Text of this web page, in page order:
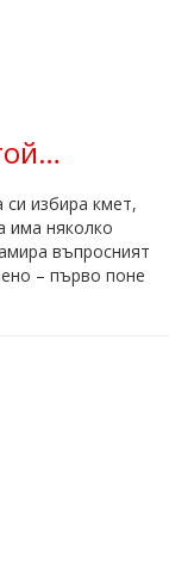
избира кмет,
има няколко
въпросният
– първо поне